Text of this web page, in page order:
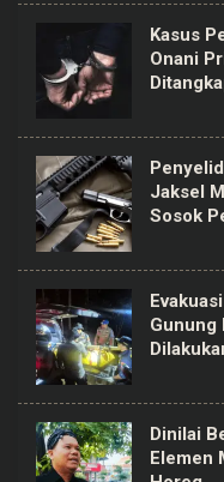
Kasus
Onani
Jaksel
Sosok
Gunung
Dinilai
Elemen